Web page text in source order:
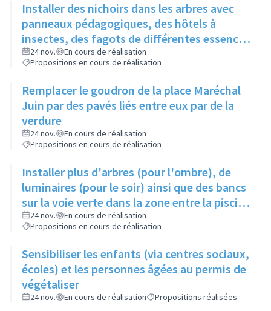
Installer des nichoirs dans les arbres avec
panneaux pédagogiques, des hôtels à
insectes, des fagots de différentes essences
pour stimuler la biodiversité sur la place du
Château à la Roue
24 nov.
En cours de réalisation
Propositions en cours de réalisation
Remplacer le goudron de la place Maréchal
Juin par des pavés liés entre eux par de la
verdure
24 nov.
En cours de réalisation
Propositions en cours de réalisation
Installer plus d'arbres (pour l'ombre), de
luminaires (pour le soir) ainsi que des bancs
sur la voie verte dans la zone entre la piscine
et la rue de l'Industrie
24 nov.
En cours de réalisation
Propositions en cours de réalisation
Sensibiliser les enfants (via centres sociaux,
écoles) et les personnes âgées au permis de
végétaliser
24 nov. En cours de réalisation Propositions réalisées